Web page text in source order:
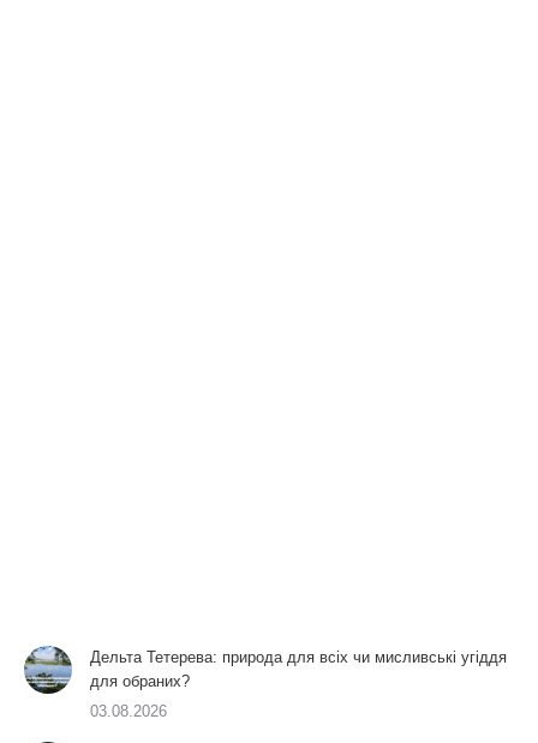
Дельта Тетерева: природа для всіх чи мисливські угіддя
для обраних?
03.08.2026